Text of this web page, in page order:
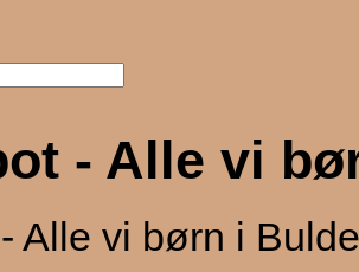
- Alle vi
Alle vi børn i